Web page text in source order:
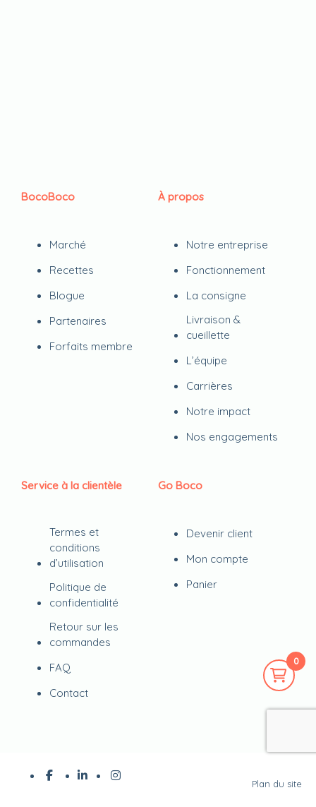
0
BocoBoco
Marché
Recettes
Blogue
Partenaires
Forfaits membre
À propos
Notre entreprise
Fonctionnement
La consigne
Livraison &
cueillette
L’équipe
Carrières
Notre impact
Nos engagements
Service à la clientèle
Termes et
conditions
d’utilisation
Politique de
confidentialité
Retour sur les
commandes
FAQ
Contact
Go Boco
Devenir client
Mon compte
Panier
Plan du site